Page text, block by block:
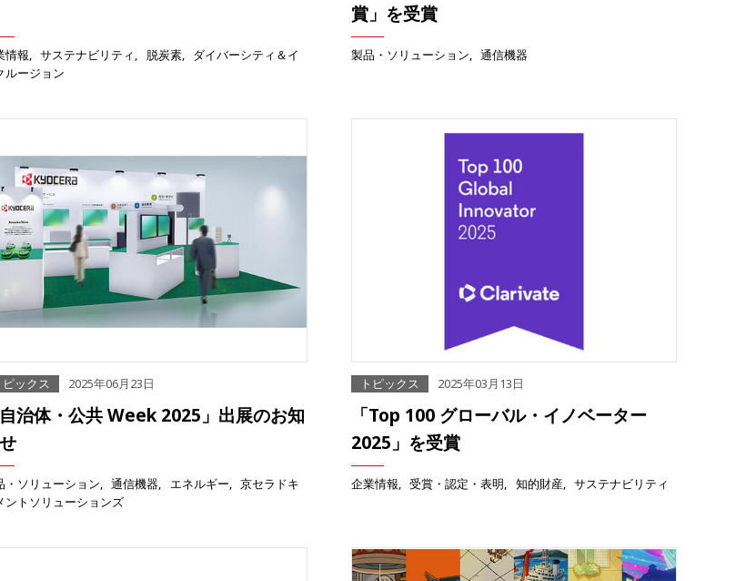
情報 サステナビリティ 脱炭素
ダイバーシティ＆イ
ルージョン
賞」を受賞
製品・ソリューション 通信機器
ピックス 2025年06月23日
自治体・公共 Week 2025」出展のお知
・ソリューション 通信機器 エネルギー
京セラドキ
ントソリューションズ
トピックス 2025年03月13日
「Top 100 グローバル・イノベーター
2025」を受賞
企業情報 受賞・認定・表明 知的財産 サステナビリティ